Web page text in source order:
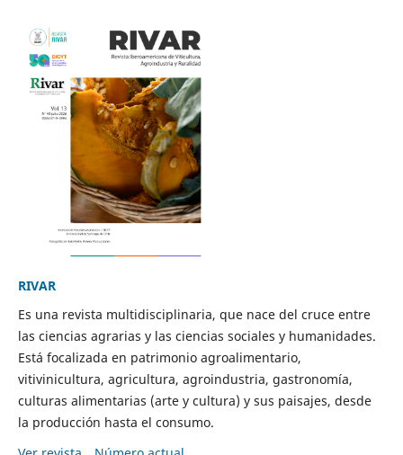
RIVAR
Es una revista multidisciplinaria, que nace del cruce entre
las ciencias agrarias y las ciencias sociales y humanidades.
Está focalizada en patrimonio agroalimentario,
vitivinicultura, agricultura, agroindustria, gastronomía,
culturas alimentarias (arte y cultura) y sus paisajes, desde
la producción hasta el consumo.